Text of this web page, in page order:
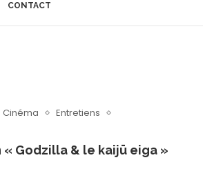
CONTACT
Cinéma
Entretiens
« Godzilla & le kaijū eiga »